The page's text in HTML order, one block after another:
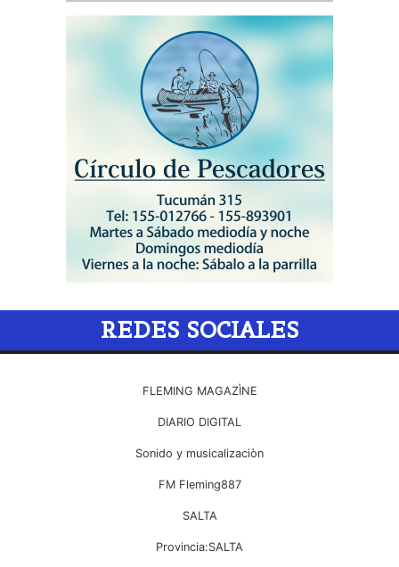
REDES SOCIALES
FLEMING MAGAZÌNE
DIARIO DIGITAL
Sonido y musicalizaciòn
FM Fleming887
SALTA
Provincia:SALTA